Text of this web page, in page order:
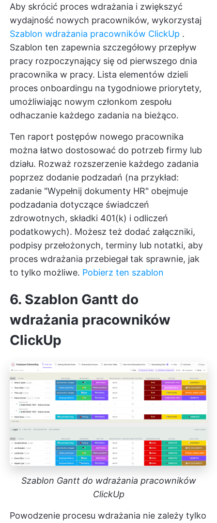
Aby skrócić proces wdrażania i zwiększyć
wydajność nowych pracowników, wykorzystaj
Szablon wdrażania pracowników ClickUp .
Szablon ten zapewnia szczegółowy przepływ
pracy rozpoczynający się od pierwszego dnia
pracownika w pracy. Lista elementów dzieli
proces onboardingu na tygodniowe priorytety,
umożliwiając nowym członkom zespołu
odhaczanie każdego zadania na bieżąco.
Ten raport postępów nowego pracownika
można łatwo dostosować do potrzeb firmy lub
działu. Rozważ rozszerzenie każdego zadania
poprzez dodanie podzadań (na przykład:
zadanie "Wypełnij dokumenty HR" obejmuje
podzadania dotyczące świadczeń
zdrowotnych, składki 401(k) i odliczeń
podatkowych). Możesz też dodać załączniki,
podpisy przełożonych, terminy lub notatki, aby
proces wdrażania przebiegał tak sprawnie, jak
to tylko możliwe. Pobierz ten szablon
6. Szablon Gantt do
wdrażania pracowników
ClickUp
Szablon Gantt do wdrażania pracowników
ClickUp
Powodzenie procesu wdrażania nie zależy tylko